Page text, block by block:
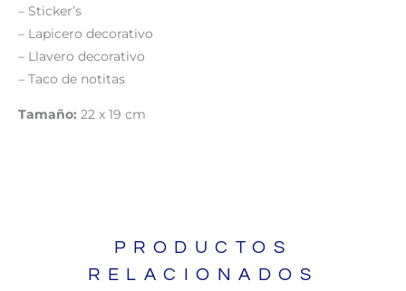
– Sticker’s
– Lapicero decorativo
– Llavero decorativo
– Taco de notitas
Tamaño: 22 x 19 cm
PRODUCTOS
RELACIONADOS